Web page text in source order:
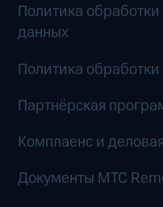
Политика
данных
Политика
Партнёрская
Комплаенс и
Документы MTC